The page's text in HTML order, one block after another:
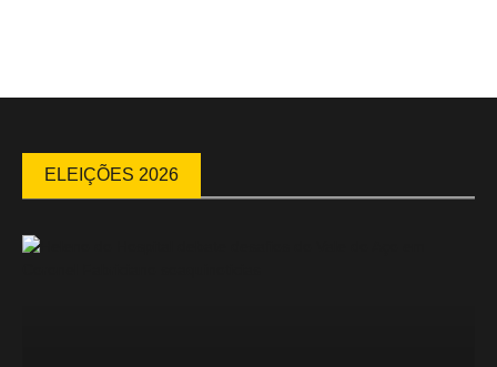
ELEIÇÕES 2026